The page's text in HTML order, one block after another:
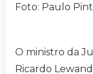
Foto: Paulo
O ministro da
Ricardo